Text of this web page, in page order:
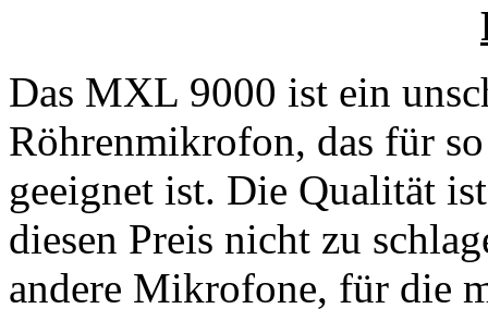
Das MXL 9000 ist ein
Röhrenmikrofon, das für
geeignet ist. Die Qualität
diesen Preis nicht zu
andere Mikrofone, für die